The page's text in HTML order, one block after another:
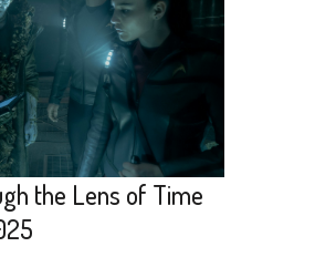
the Lens of Time